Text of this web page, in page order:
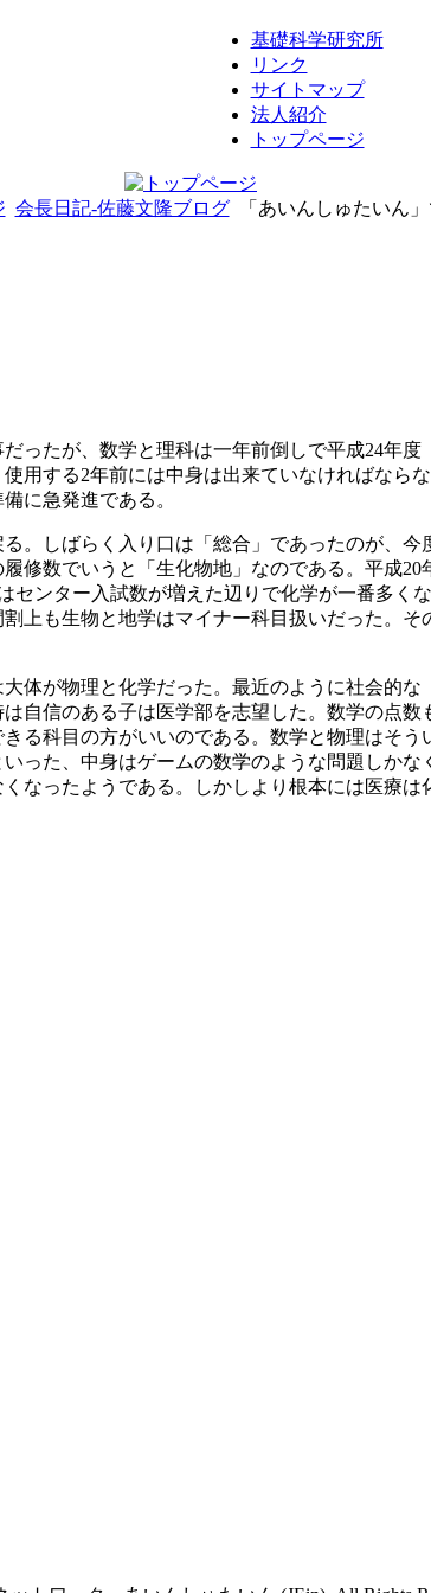
基礎科学研究所
リンク
サイトマップ
法人紹介
トップページ
会長日記-佐藤文隆ブログ
「あいんしゅたいん
ったが、数学と理科は一年前倒しで平成24年度
用する2年前には中身は出来ていなければなら
に急発進である。
。しばらく入り口は「総合」であったのが、
修数でいうと「生化物地」なのである。平成
センター入試数が増えた辺りで化学が一番多
上も生物と地学はマイナー科目扱いだった。
体が物理と化学だった。最近のように社会的
自信のある子は医学部を志望した。数学の点
る科目の方がいいのである。数学と物理はそ
った、中身はゲームの数学のような問題しか
なったようである。しかしより根本には医療